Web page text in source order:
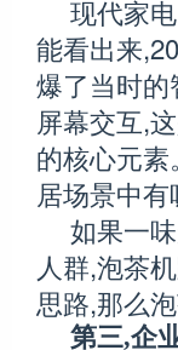
现代家
能看出来
爆了当时
屏幕交互,
的核心元
居场景中有
如果一
人群,泡茶
思路,那么
第三,企